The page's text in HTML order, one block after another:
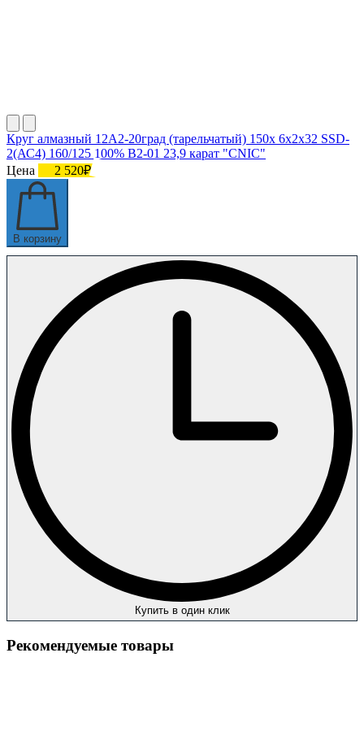
Круг алмазный 12А2-20град (тарельчатый) 150х 6х2х32 SSD-
2(АС4) 160/125 100% В2-01 23,9 карат "CNIC"
Цена
2 520₽
В корзину
Купить в один клик
Рекомендуемые товары